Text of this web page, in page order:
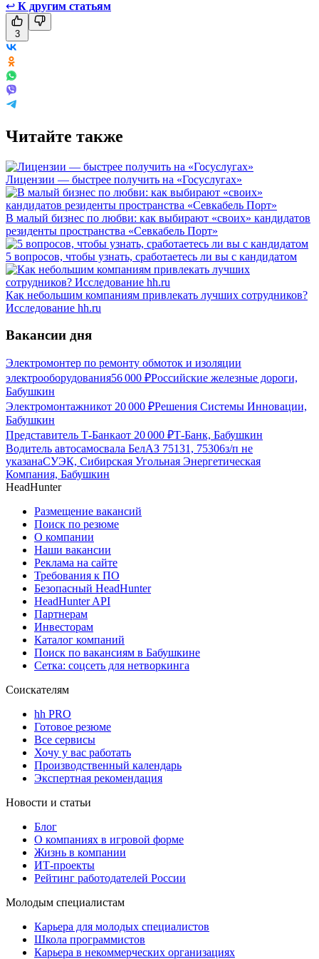
↩ К другим статьям
3
Читайте также
Лицензии — быстрее получить на «Госуслугах»
В малый бизнес по любви: как выбирают «своих» кандидатов
резиденты пространства «Севкабель Порт»
5 вопросов, чтобы узнать, сработаетесь ли вы с кандидатом
Как небольшим компаниям привлекать лучших сотрудников?
Исследование hh.ru
Вакансии дня
Электромонтер по ремонту обмоток и изоляции
электрооборудования56 000 ₽Российские железные дороги,
Бабушкин
Электромонтажникот 20 000 ₽Решения Системы Инновации,
Бабушкин
Представитель Т-Банкаот 20 000 ₽Т-Банк, Бабушкин
Водитель автосамосвала БелАЗ 75131, 75306з/п не
указанаСУЭК, Сибирская Угольная Энергетическая
Компания, Бабушкин
HeadHunter
Размещение вакансий
Поиск по резюме
О компании
Наши вакансии
Реклама на сайте
Требования к ПО
Безопасный HeadHunter
HeadHunter API
Партнерам
Инвесторам
Каталог компаний
Поиск по вакансиям в Бабушкине
Сетка: соцсеть для нетворкинга
Соискателям
hh PRO
Готовое резюме
Все сервисы
Хочу у вас работать
Производственный календарь
Экспертная рекомендация
Новости и статьи
Блог
О компаниях в игровой форме
Жизнь в компании
ИТ-проекты
Рейтинг работодателей России
Молодым специалистам
Карьера для молодых специалистов
Школа программистов
Карьера в некоммерческих организациях